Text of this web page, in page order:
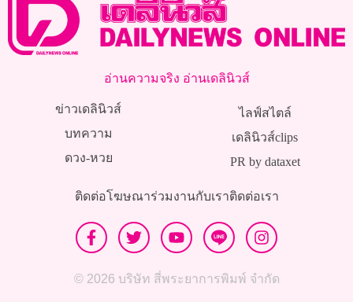
อ่านความจริง อ่านเดลินิวส์
ข่าวเดลินิวส์
บทความ
ดวง-หวย
ไลฟ์สไตล์
เดลินิวส์clips
PR by dataxet
ติดต่อโฆษณาร่วมงานกับเราติดต่อเรา
© 2026 บริษัท สี่พระยาการพิมพ์ จำกัด